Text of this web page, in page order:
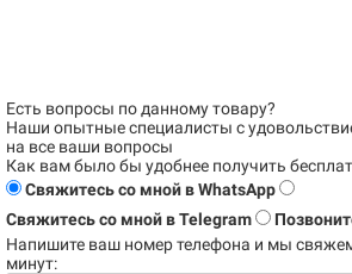
Есть вопросы по данному товару?
Наши опытные специалисты с
на все ваши вопросы
Как вам было бы удобнее получить
Свяжитесь со мной в WhatsApp
Свяжитесь со мной в Telegram
Напишите ваш номер телефона и мы
минут: